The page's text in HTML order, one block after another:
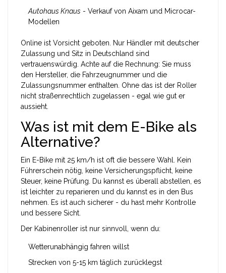
Autohaus Knaus - Verkauf von Aixam und Microcar-
Modellen
Online ist Vorsicht geboten. Nur Händler mit deutscher
Zulassung und Sitz in Deutschland sind
vertrauenswürdig. Achte auf die Rechnung: Sie muss
den Hersteller, die Fahrzeugnummer und die
Zulassungsnummer enthalten. Ohne das ist der Roller
nicht straßenrechtlich zugelassen - egal wie gut er
aussieht.
Was ist mit dem E-Bike als
Alternative?
Ein E-Bike mit 25 km/h ist oft die bessere Wahl. Kein
Führerschein nötig, keine Versicherungspflicht, keine
Steuer, keine Prüfung. Du kannst es überall abstellen, es
ist leichter zu reparieren und du kannst es in den Bus
nehmen. Es ist auch sicherer - du hast mehr Kontrolle
und bessere Sicht.
Der Kabinenroller ist nur sinnvoll, wenn du:
Wetterunabhängig fahren willst
Strecken von 5-15 km täglich zurücklegst